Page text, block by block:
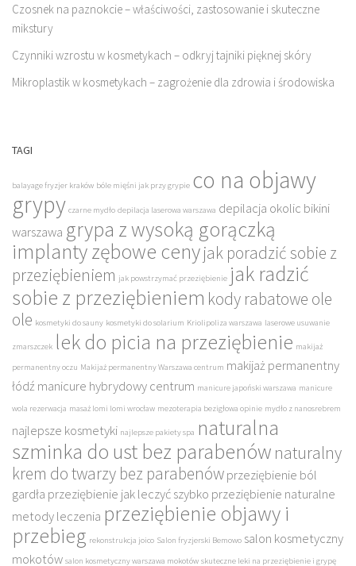
Czosnek na paznokcie – właściwości, zastosowanie i skuteczne
mikstury
Czynniki wzrostu w kosmetykach – odkryj tajniki pięknej skóry
Mikroplastik w kosmetykach – zagrożenie dla zdrowia i środowiska
TAGI
balayage fryzjer kraków bóle mięśni jak przy grypie co na objawy
grypy czarne mydło depilacja laserowa warszawa depilacja okolic bikini
warszawa grypa z wysoką gorączką
implanty zębowe cenyjak poradzić sobie z
przeziębieniem jak powstrzymać przeziębienie jak radzić
sobie z przeziębieniem kody rabatowe ole
ole kosmetyki do sauny kosmetyki do solarium Kriolipoliza warszawa laserowe usuwanie
zmarszczek lek do picia na przeziębienie makijaż
permanentny oczu Makijaż permanentny Warszawa centrum makijaż permanentny
łódź manicure hybrydowy centrum manicure japoński warszawa manicure
wola rezerwacja masaż lomi lomi wrocław mezoterapia bezigłowa opinie mydło z nanosrebrem
najlepsze kosmetyki najlepsze pakiety spa naturalna
szminka do ust bez parabenów naturalny
krem do twarzy bez parabenówprzeziębienie ból
gardła przeziębienie jak leczyć szybko przeziębienie naturalne
metody leczenia przeziębienie objawy i
przebieg rekonstrukcja joico Salon fryzjerski Bemowo salon kosmetyczny
mokotów salon kosmetyczny warszawa mokotów skuteczne leki na przeziębienie i grypę